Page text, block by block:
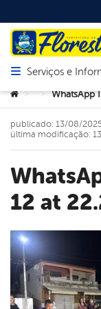
Abrir menu
Serviços e
Você está aqui:
> > WhatsApp
WhatsApp Image 2025-08-
12 at
publicado: 13/08/
última modificação: